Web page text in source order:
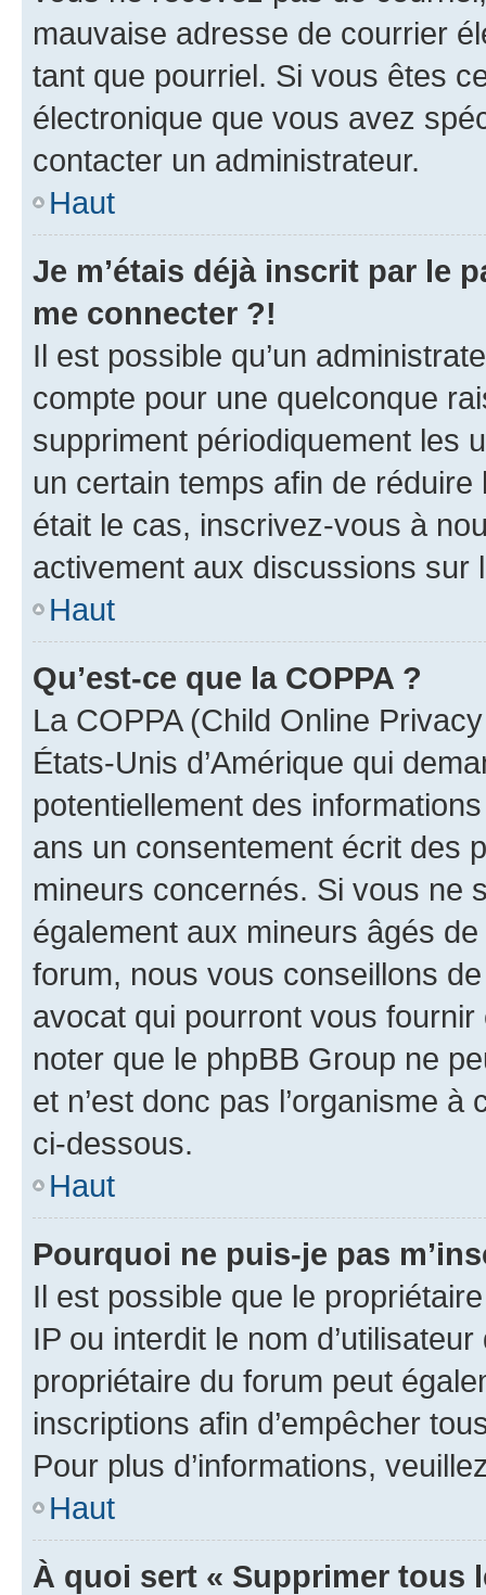
mauvaise adresse de courrier
tant que pourriel. Si vous êtes
électronique que vous avez
contacter un administrateur.
Haut
Je m’étais déjà inscrit par le
me connecter ?!
Il est possible qu’un
compte pour une quelconque
suppriment périodiquement les
un certain temps afin de
était le cas, inscrivez-vous à
activement aux discussions sur
Haut
Qu’est-ce que la COPPA ?
La COPPA (Child Online
États-Unis d’Amérique qui
potentiellement des
ans un consentement écrit des
mineurs concernés. Si vous ne
également aux mineurs âgés
forum, nous vous conseillons
avocat qui pourront vous
noter que le phpBB Group ne
et n’est donc pas l’organisme
ci-dessous.
Haut
Pourquoi ne puis-je pas
Il est possible que le
IP ou interdit le nom
propriétaire du forum peut
inscriptions afin d’empêcher
Pour plus d’informations,
Haut
À quoi sert « Supprimer tous